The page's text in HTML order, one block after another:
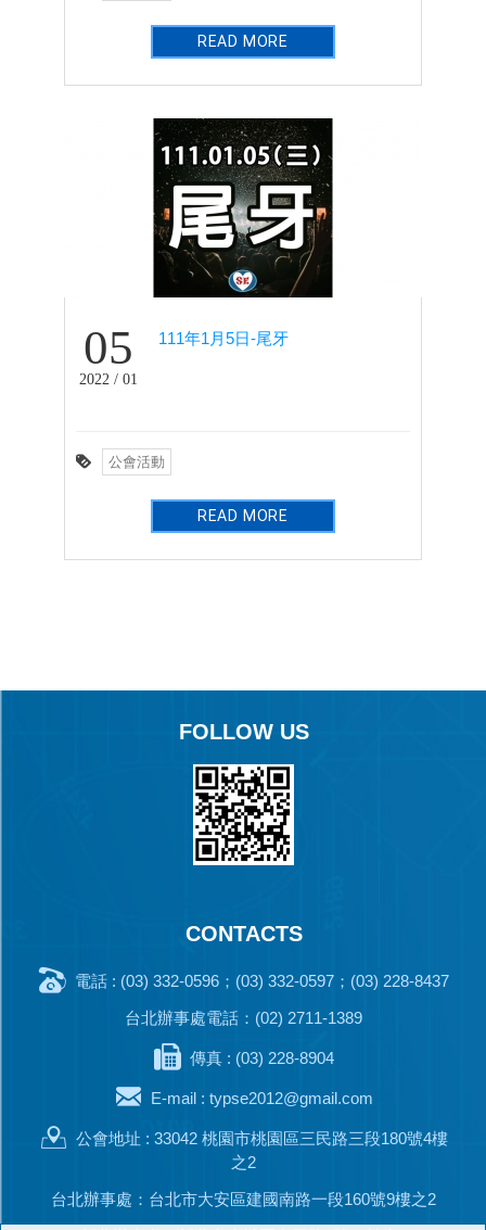
READ MORE
05
2022 / 01
111年1月5日-尾牙
公會活動
READ MORE
FOLLOW US
CONTACTS
電話 : (03) 332-0596；(03) 332-0597；(03) 228-8437
台北辦事處電話：(02) 2711-1389
傳真 : (03) 228-8904
E-mail : typse2012@gmail.com
公會地址 : 33042 桃園市桃園區三民路三段180號4樓
之2
台北辦事處：台北市大安區建國南路一段160號9樓之2